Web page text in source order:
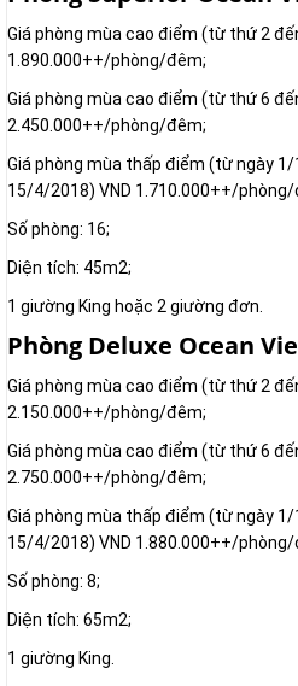
Giá phòng mùa cao điểm (từ thứ 2
1.890.000++/phòng/đêm;
Giá phòng mùa cao điểm (từ thứ 6
2.450.000++/phòng/đêm;
Giá phòng mùa thấp điểm (từ ngày
15/4/2018) VND 1.710.000++/phòng/
Số phòng: 16;
Diện tích: 45m2;
1 giường King hoặc 2 giường đơn.
Phòng Deluxe Ocean
Giá phòng mùa cao điểm (từ thứ 2
2.150.000++/phòng/đêm;
Giá phòng mùa cao điểm (từ thứ 6
2.750.000++/phòng/đêm;
Giá phòng mùa thấp điểm (từ ngày
15/4/2018) VND 1.880.000++/phòng/
Số phòng: 8;
Diện tích: 65m2;
1 giường King.